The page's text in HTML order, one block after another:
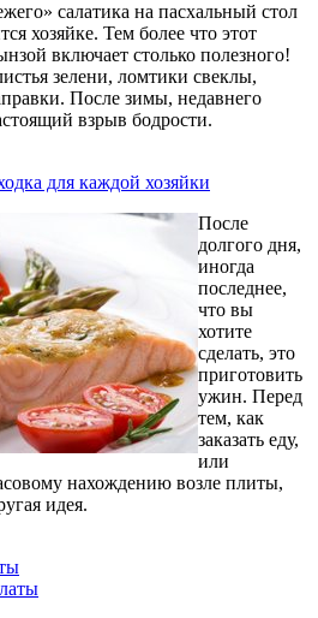
салатика на пасхальный стол
хозяйке. Тем более что этот
включает столько полезного!
зелени, ломтики свеклы,
После зимы, недавнего
взрыв бодрости.
для каждой хозяйки
После
долгого дня,
иногда
последнее,
что вы
хотите
сделать, это
приготовить
ужин. Перед
тем, как
заказать еду,
или
нахождению возле плиты,
идея.